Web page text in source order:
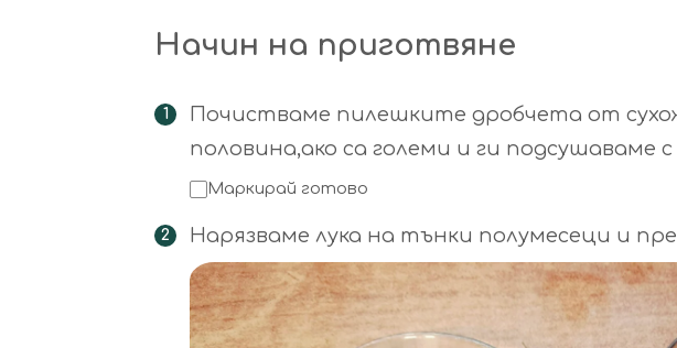
Начин на приготвяне
Почистваме пилешките дробчета от
половина,ако са големи и ги подсушаваме
Маркирай готово
Нарязваме лука на тънки полумесеци и